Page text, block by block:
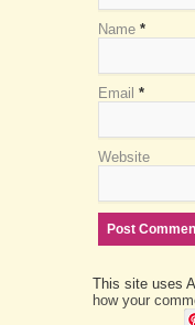
Name *
Email *
Website
This site uses
how your